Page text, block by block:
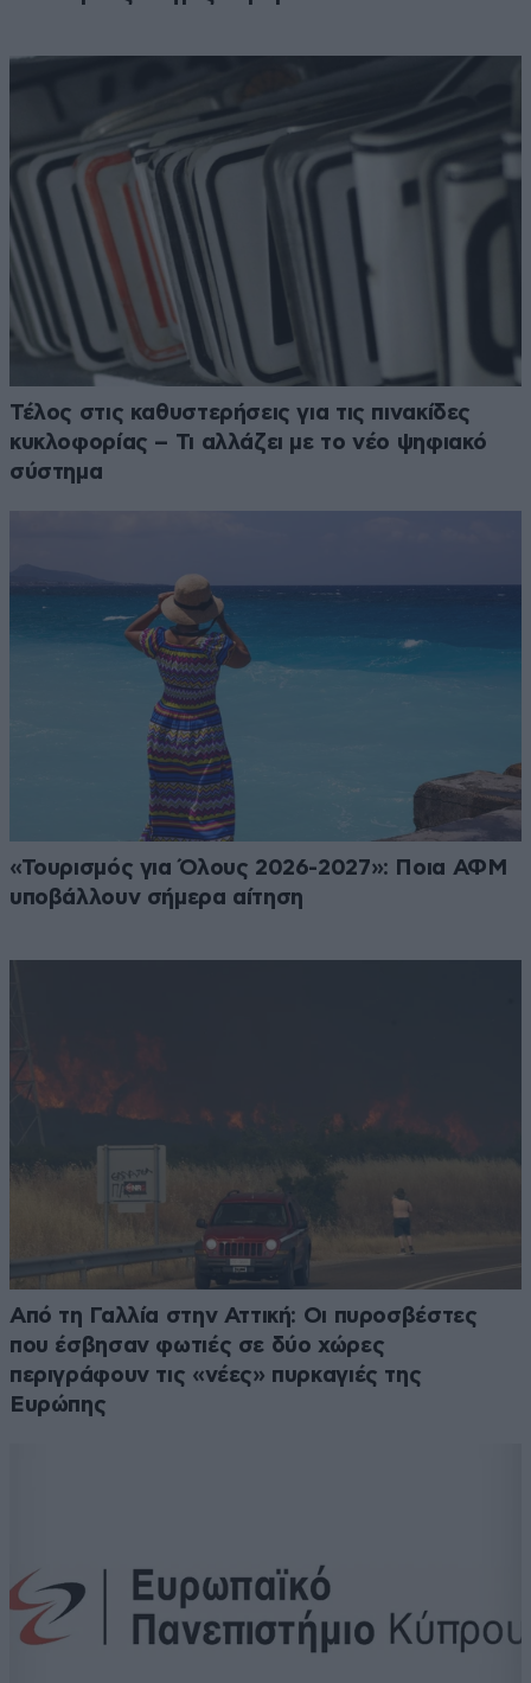
Τέλος στις καθυστερήσεις για τις πινακίδες
κυκλοφορίας – Τι αλλάζει με το νέο ψηφιακό
σύστημα
«Τουρισμός για Όλους 2026-2027»: Ποια ΑΦΜ
υποβάλλουν σήμερα αίτηση
Από τη Γαλλία στην Αττική: Οι πυροσβέστες
που έσβησαν φωτιές σε δύο χώρες
περιγράφουν τις «νέες» πυρκαγιές της
Ευρώπης